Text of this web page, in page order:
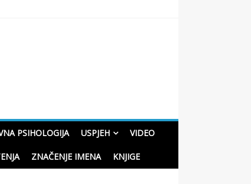
PSIHOLOGIJA USPJEH VIDEO
ZNAČENJE IMENA KNJIGE